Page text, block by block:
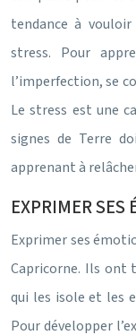
tendance à
stress. Pour
l’imperfection, se
Le stress est une
signes de Terre
apprenant à
EXPRIMER SES
Exprimer ses
Capricorne. Ils ont
qui les isole et les
Pour développer